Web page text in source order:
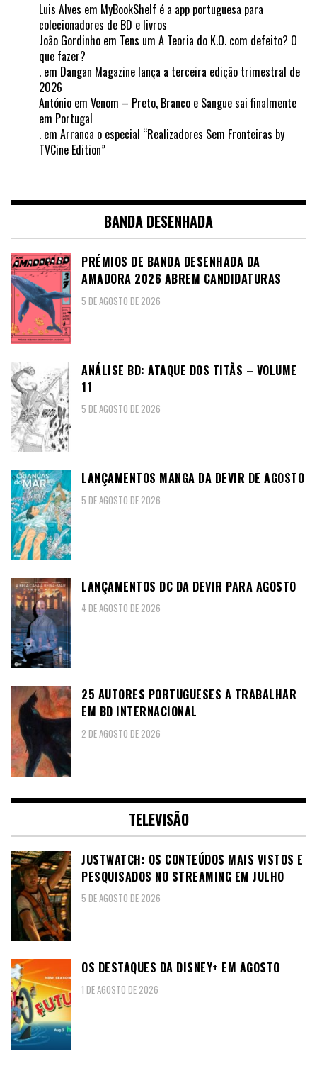
Luis Alves em MyBookShelf é a app portuguesa para
colecionadores de BD e livros
João Gordinho em Tens um A Teoria do K.O. com defeito? O
que fazer?
. em Dangan Magazine lança a terceira edição trimestral de
2026
António em Venom – Preto, Branco e Sangue sai finalmente
em Portugal
. em Arranca o especial “Realizadores Sem Fronteiras by
TVCine Edition”
BANDA DESENHADA
PRÉMIOS DE BANDA DESENHADA DA
AMADORA 2026 ABREM CANDIDATURAS
5 DE AGOSTO DE 2026
ANÁLISE BD: ATAQUE DOS TITÃS – VOLUME
11
5 DE AGOSTO DE 2026
LANÇAMENTOS MANGA DA DEVIR DE AGOSTO
5 DE AGOSTO DE 2026
LANÇAMENTOS DC DA DEVIR PARA AGOSTO
4 DE AGOSTO DE 2026
25 AUTORES PORTUGUESES A TRABALHAR
EM BD INTERNACIONAL
2 DE AGOSTO DE 2026
TELEVISÃO
JUSTWATCH: OS CONTEÚDOS MAIS VISTOS E
PESQUISADOS NO STREAMING EM JULHO
5 DE AGOSTO DE 2026
OS DESTAQUES DA DISNEY+ EM AGOSTO
1 DE AGOSTO DE 2026